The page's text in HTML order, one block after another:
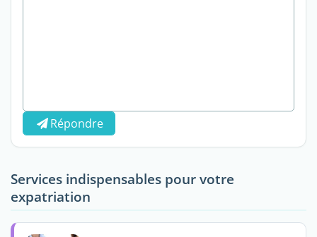
Répondre
Services indispensables pour votre
expatriation